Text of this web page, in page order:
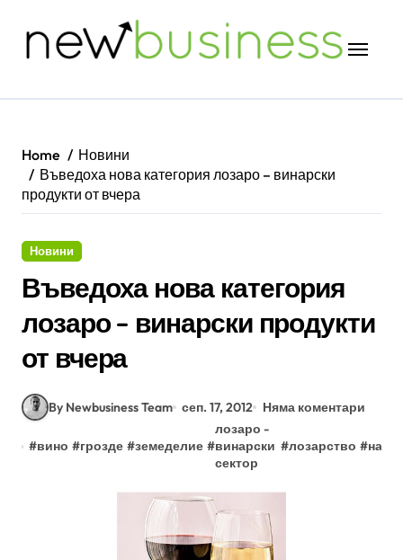
Home
Новини
Въведоха нова категория лозаро – винарски
продукти от вчера
Новини
Въведоха нова категория
лозаро – винарски продукти
от вчера
By Newbusiness Team сеп. 17, 2012 Няма коментари
#вино #грозде #земеделие #
лозаро -
винарски
сектор
#лозарство #